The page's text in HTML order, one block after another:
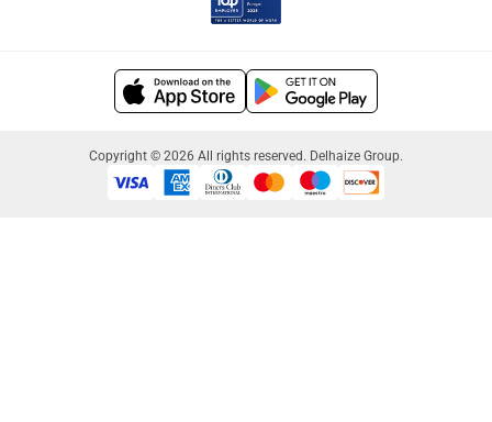
Copyright © 2026 All rights reserved. Delhaize Group.